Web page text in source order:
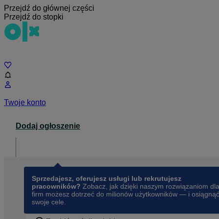
Przejdź do głównej części
Przejdź do stopki
Twoje konto
Dodaj ogłoszenie
Sprzedajesz, oferujesz usługi lub rekrutujesz
pracowników? Zobacz, jak dzięki naszym rozwiązaniom dla
firm możesz dotrzeć do milionów użytkowników — i osiągnąć
swoje cele.